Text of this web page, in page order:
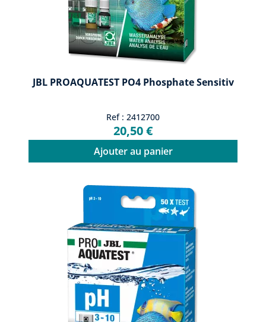
JBL PROAQUATEST PO4 Phosphate Sensitiv
Ref : 2412700
20,50 €
Ajouter au panier